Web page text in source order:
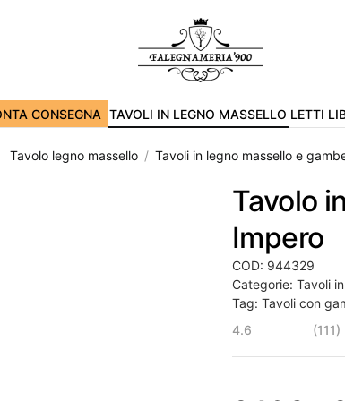
CONSEGNA TAVOLI IN LEGNO MASSELLO LETTI
Tavolo legno massello Tavoli in legno massello e
Tavolo
Impero
COD: 944329
Categorie: Tavoli
Tag: Tavoli con
4.6
(111)